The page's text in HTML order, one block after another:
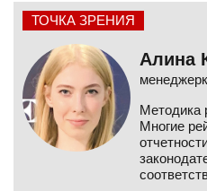
ТОЧКА ЗРЕНИЯ
Алина
Методика
Многие